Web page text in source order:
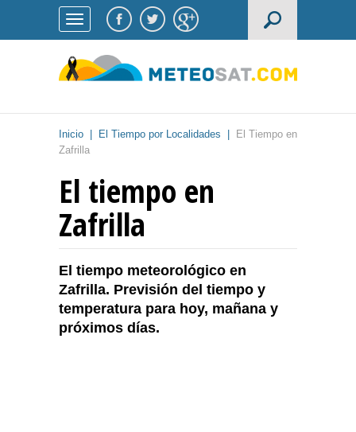
Inicio El Tiempo por Localidades
El Tiempo en
Zafrilla
El tiempo en
Zafrilla
El tiempo meteorológico en
Zafrilla. Previsión del tiempo y
temperatura para hoy, mañana y
próximos días.